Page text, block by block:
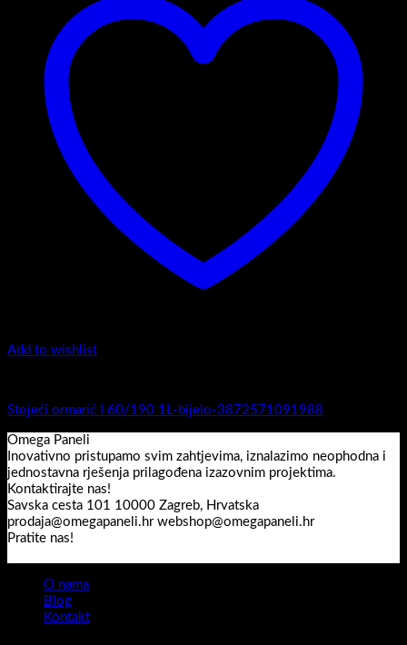
Add to wishlist
Stojeći ormarić I 60/190 1L-bijelo-3872571091988
Omega Paneli
Inovativno pristupamo svim zahtjevima, iznalazimo neophodna i
jednostavna rješenja prilagođena izazovnim projektima.
Kontaktirajte nas!
Savska cesta 101 10000 Zagreb, Hrvatska
prodaja@omegapaneli.hr webshop@omegapaneli.hr
Pratite nas!
O nama
Blog
Kontakt